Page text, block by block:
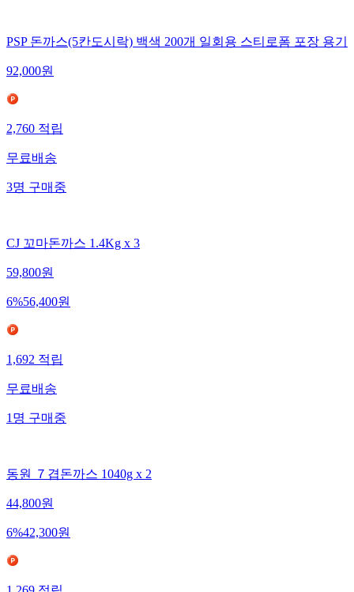
PSP 돈까스(5칸도시락) 백색 200개 일회용 스티로폼 포장 용기
92,000원
2,760적립
무료배송
3명구매중
CJ 꼬마돈까스 1.4Kg x 3
59,800원
6%56,400원
1,692적립
무료배송
1명구매중
동원 ７겹돈까스 1040g x 2
44,800원
6%42,300원